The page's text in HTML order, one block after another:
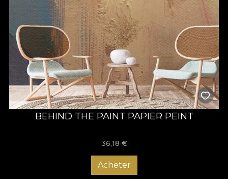
BEHIND THE PAINT PAPIER PEINT
36,18 €
Acheter